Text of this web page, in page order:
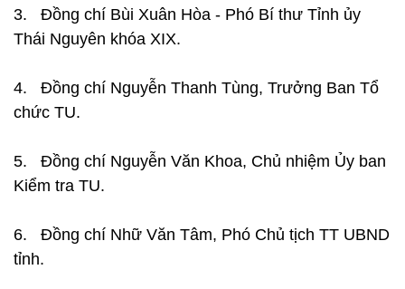
3. Đồng chí Bùi Xuân Hòa - Phó Bí thư Tỉnh ủy
Thái Nguyên khóa XIX.
4. Đồng chí Nguyễn Thanh Tùng, Trưởng Ban Tổ
chức TU.
5. Đồng chí Nguyễn Văn Khoa, Chủ nhiệm Ủy ban
Kiểm tra TU.
6. Đồng chí Nhữ Văn Tâm, Phó Chủ tịch TT UBND
tỉnh.